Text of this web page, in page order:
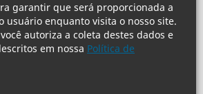
garantir que será proporcionada a
usuário enquanto visita o nosso site.
autoriza a coleta destes dados e
em nossa Política de